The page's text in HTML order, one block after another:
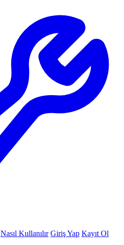
Nasıl Kullanılır Giriş Yap Kayıt Ol